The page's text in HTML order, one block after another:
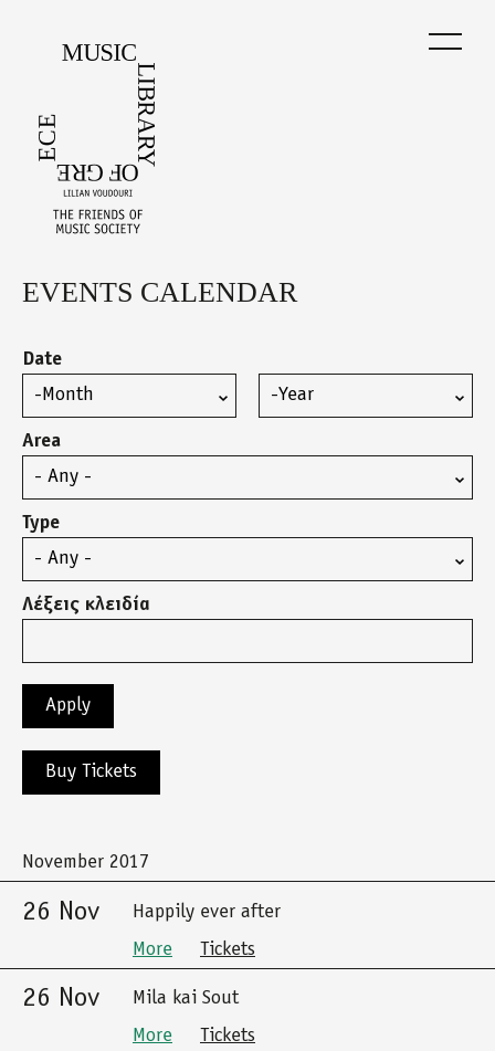
Back
EVENTS CALENDAR
Date
Month
Year
Area
Type
Λέξεις κλειδία
Buy Tickets
November 2017
26 Nov
Happily ever after
More
Tickets
26 Nov
Mila kai Sout
More
Tickets